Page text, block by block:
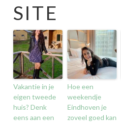
SITE
Vakantie in je
eigen tweede
huis? Denk
eens aan een
Hoe een
weekendje
Eindhoven je
zoveel goed kan